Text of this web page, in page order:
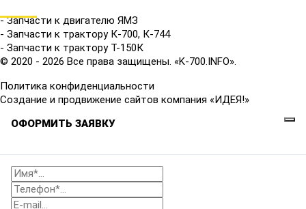
- Запчасти к двигателю ЯМЗ
- Запчасти к трактору К-700, К-744
- Запчасти к трактору Т-150К
© 2020 - 2026 Все права защищены. «K-700.INFO».
Политика конфиденциальности
Создание и продвижение сайтов компания «ИДЕЯ!»
ОФОРМИТЬ ЗАЯВКУ